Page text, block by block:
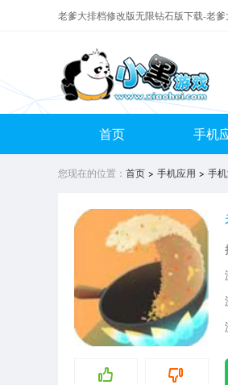
老爹大排档修改版无限钻石版下载-老
首页 手机
您现在的位置： 首页 > 手机应用 > 手